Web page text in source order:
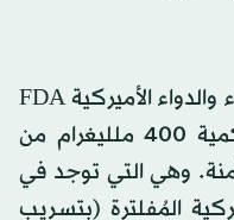
الكمية اليومية. تعتبر إدارة الغذاء والدواء الأميركية FDA
أن تناول «البالغين الأصحاء» كمية 400 ملليغرام من
وهي التي توجد في
المُفلترة (بتسريب